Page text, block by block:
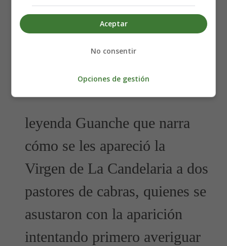
Leer más: El silbo Gomero
Leyenda Canaria
leyenda Guanche que narra
cómo se les apareció la
Virgen de La Candelaria a dos
pastores de cabras, quienes se
asustaron con la aparición
intentando primero averiguar
Aceptar
No consentir
Opciones de gestión